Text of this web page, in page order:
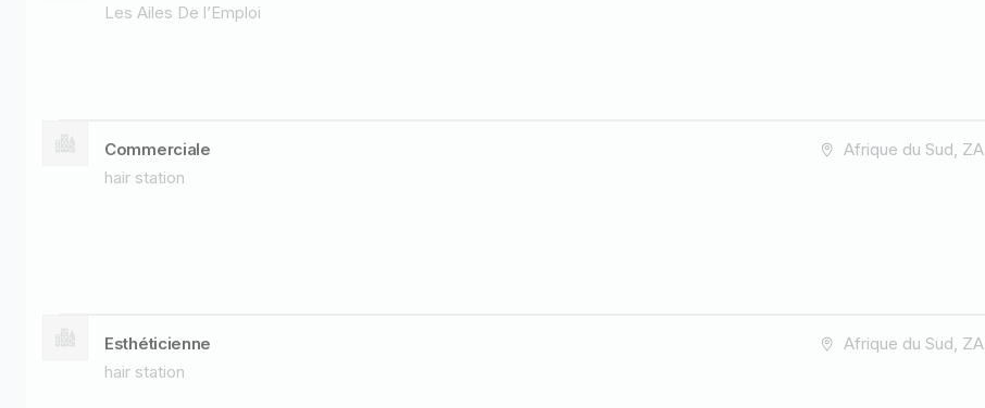
Les Ailes De l’Emploi
Commerciale
hair station
Afrique du Sud, ZA
Esthéticienne
hair station
Afrique du Sud, ZA